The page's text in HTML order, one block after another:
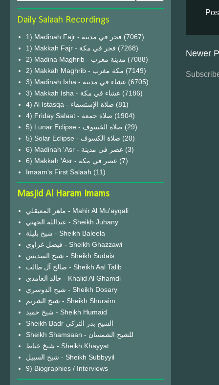
Newer
Daily Salaah Recordings
1) Madinah Fajr - فجر في مدينة (7067)
1) Makkah Fajr - فجر في مكة (7268)
2) Madina Maghrib - مدينة مغرب (7088)
2) Makkah Maghrib - مكة مغرب (7149)
3) Madinah Isha - عشاء في مدينة (6705)
3) Makkah Isha - عشاء في مكة (7186)
4) Al Istasqa - صلاة الإستسقاء (81)
4) Friday Salaat - صلاة جمعة (1904)
5) Lunar Eclipse - صلاة الخسوف (29)
(20)
6) Madinah 'Asr - عصر في مدينة (3)
6) Makkah 'Asr - عصر في مكة (7)
Imaam's First Salaah (11)
Masjid Al Haram Imams
ماهر المعيقلي - Mahir Al Mu'ayqali
عبدالله الجهني - Sheikh Juhany
شيخ بليلة - Sheikh Baleela
فيصل غزاوي - Sheikh Ghazzawi
شيخ السديس - Sheikh Sudais
صالح آل طالب - Sheikh Aal Talib
خالد الغامدي - Khalid Al Ghamdi
شيخ الدوسري - Sheikh Dosary
شيخ الشريم - Sheikh Shuraim
شيخ حميد - Sheikh Humaid
Sheikh Badr الشيخ بدر التركي
Sheikh Shamsaan - للشيخ الشمسان
شيخ خياط - Sheikh Khayyat
شيخ السبيل - Sheikh Subbyyil
9) Biographies / Interviews